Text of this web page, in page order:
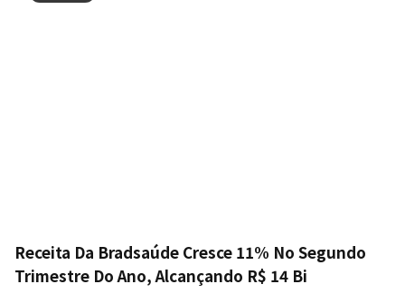
Receita Da Bradsaúde Cresce 11% No Segundo
Trimestre Do Ano, Alcançando R$ 14 Bi